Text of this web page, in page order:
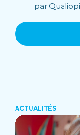
par Qualiopi
ACTUALITÉS